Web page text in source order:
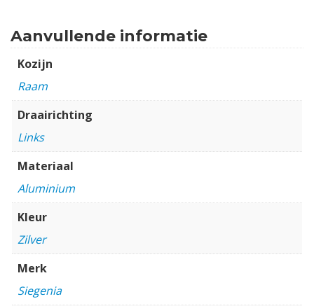
Aanvullende informatie
Kozijn
Raam
Draairichting
Links
Materiaal
Aluminium
Kleur
Zilver
Merk
Siegenia